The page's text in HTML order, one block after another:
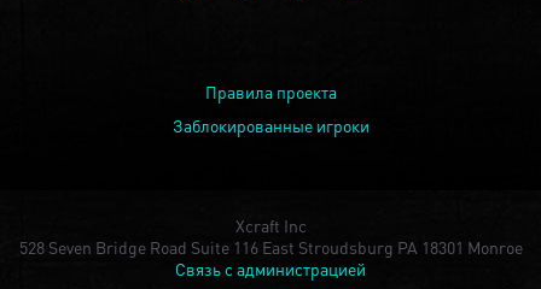
Правила проекта
Заблокированные игроки
Xcraft Inc
528 Seven Bridge Road Suite 116 East Stroudsburg PA 18301 Monroe
Связь с администрацией